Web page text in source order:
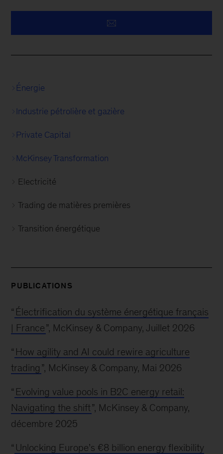
Énergie
Industrie pétrolière et gazière
Private Capital
McKinsey Transformation
Electricité
Trading de matières premières
Transition énergétique
PUBLICATIONS
“ Électrification du système énergétique français
| France”, McKinsey & Company, Juillet 2026
“ How agility and AI could rewire agriculture
trading ”, McKinsey & Company, Mai 2026
“ Evolving value pools in B2C energy retail:
Navigating the shift”, McKinsey & Company,
décembre 2025
“ Unlocking Europe’s €8 billion energy flexibility